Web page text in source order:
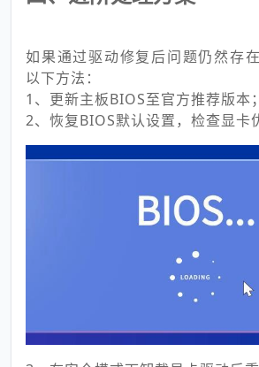
如果通过驱动修复后问题仍然存
以下方法：
1、更新主板BIOS至官方推荐版本；
2、恢复BIOS默认设置，检查显卡